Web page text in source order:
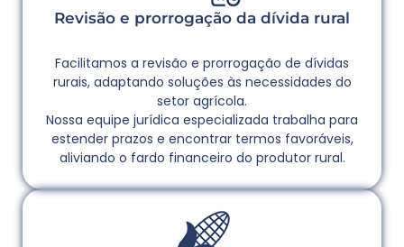
Revisão e prorrogação da dívida rural
Facilitamos a revisão e prorrogação de dívidas
rurais, adaptando soluções às necessidades do
setor agrícola.
Nossa equipe jurídica especializada trabalha para
estender prazos e encontrar termos favoráveis,
aliviando o fardo financeiro do produtor rural.